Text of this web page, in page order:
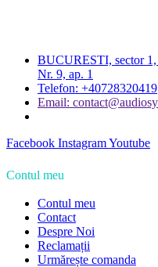
BUCURESTI, sector
Nr. 9, ap. 1
Telefon: +40728320419
Email:
Facebook InstagramYoutube
Contul meu
Contul meu
Contact
Despre Noi
Reclamații
Urmărește comanda